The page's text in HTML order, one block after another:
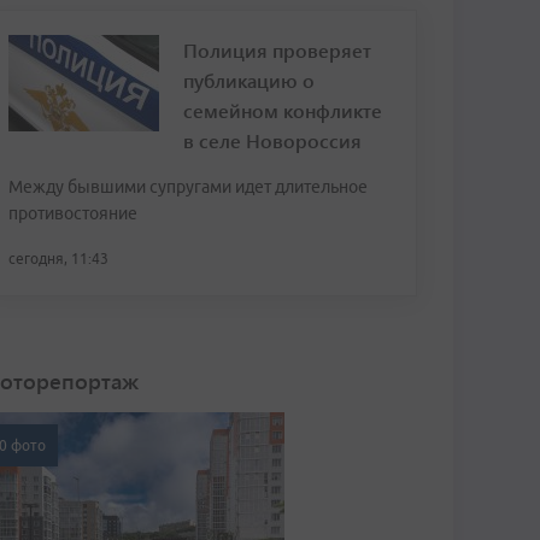
Полиция проверяет
публикацию о
семейном конфликте
в селе Новороссия
Между бывшими супругами идет длительное
противостояние
сегодня, 11:43
фото